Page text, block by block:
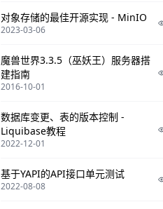
对象存储的最佳开源实现 - MinIO
2023-03-06
魔兽世界3.3.5（巫妖王）服务器搭
建指南
2016-10-01
数据库变更、表的版本控制 -
Liquibase教程
2022-12-01
基于YAPI的API接口单元测试
2022-08-08